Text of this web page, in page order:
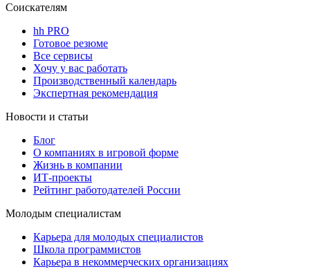
Соискателям
hh PRO
Готовое резюме
Все сервисы
Хочу у вас работать
Производственный календарь
Экспертная рекомендация
Новости и статьи
Блог
О компаниях в игровой форме
Жизнь в компании
ИТ-проекты
Рейтинг работодателей России
Молодым специалистам
Карьера для молодых специалистов
Школа программистов
Карьера в некоммерческих организациях